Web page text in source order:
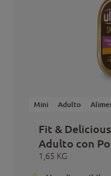
Mini Adulto
Fit &
Adulto con
1,65 KG